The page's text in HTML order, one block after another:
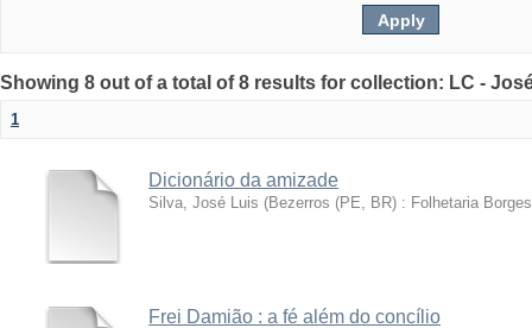
Showing 8 out of a total of 8 results for collection: LC -
1
Dicionário da amizade
Silva, José Luis (Bezerros (PE, BR) : Folhetaria
Frei Damião : a fé além do concílio